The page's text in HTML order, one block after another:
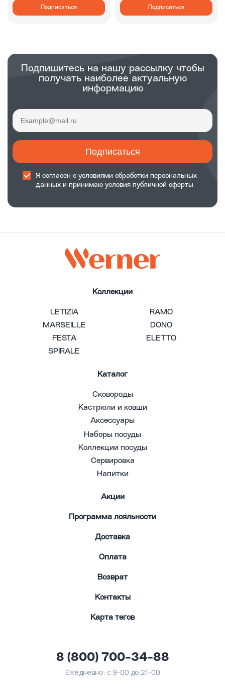
Подписаться Подписаться
Подпишитесь на нашу рассылку чтобы
получать наиболее актуальную
информацию
Подписаться
Я согласен с условиями обработки персональных
данных и принимаю условия публичной оферты
Коллекции
LETIZIA
RAMO
MARSEILLE
DONO
FESTA
ELETTO
SPIRALE
Каталог
Сковороды
Кастрюли и ковши
Аксессуары
Наборы посуды
Коллекции посуды
Сервировка
Напитки
Акции
Программа лояльности
Доставка
Оплата
Возврат
Контакты
Карта тегов
8 (800) 700-34-88
Ежедневно: с 9-00 до 21-00